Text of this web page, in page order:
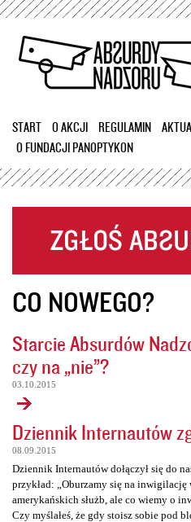
Przejdź
treści
START O AKCJI REGULAMIN
O FUNDACJI PANOPTYKON
CO NOWEGO?
Starcie Absurdów
czy na „nie”?
03.10.2015
Dziennik Internautów
08.09.2015
Dziennik Internautów dołączył się do
przykład: „Oburzamy się na inwigilację
amerykańskich służb, ale co wiemy o
Czy myślałeś, że gdy stoisz sobie pod